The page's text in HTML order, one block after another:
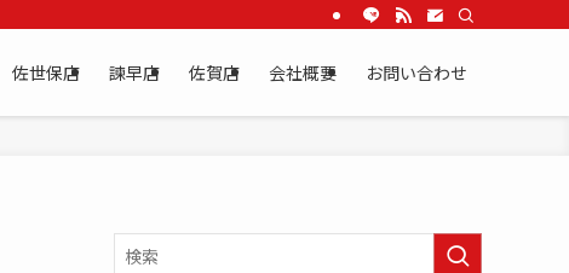
佐世保店 諫早店 佐賀店 会社概要 お問い合わせ